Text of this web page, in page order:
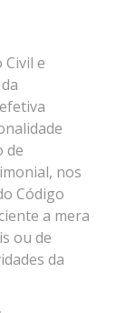
e
de
nos
Código
a mera
ou de
da